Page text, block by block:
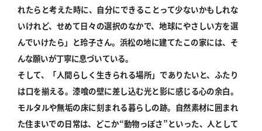
れたらと考えた時に、自分にできることって少ないかもしれな
いけれど、せめて日々の選択のなかで、地球にやさしい方を選
んでいけたら」と玲子さん。浜松の地に建てたこの家には、そ
んな願いが丁寧に息づいている。
そして、「人間らしく生きられる場所」でありたいと、ふたり
は口を揃える。漆喰の壁に差し込む光と影に感じる心の余白。
モルタルや無垢の床に刻まれる暮らしの跡。自然素材に囲まれ
た住まいでの日常は、どこか“動物っぽさ”といった、人として